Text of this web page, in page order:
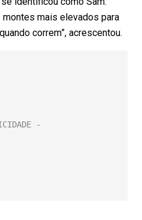
montes mais elevados para
correm”, acrescentou.